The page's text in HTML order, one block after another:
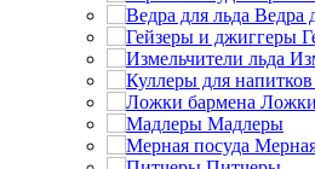
Ведра
Мадлеры